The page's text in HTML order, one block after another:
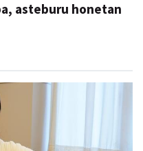
asteburu honetan